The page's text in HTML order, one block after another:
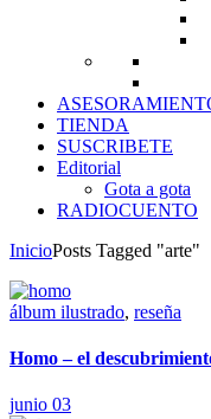
TIENDA
SUSCRIBETE
Editorial
Gota a gota
RADIOCUENTO
InicioPosts Tagged "arte"
álbum ilustrado, reseña
Homo – el
junio 03